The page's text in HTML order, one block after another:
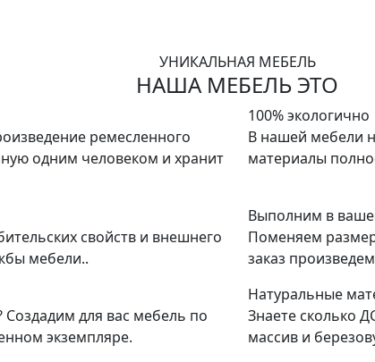
УНИКАЛЬНАЯ МЕБЕЛЬ
НАША МЕБЕЛЬ ЭТО
ремесленного
одним человеком и хранит
100% экологично
В нашей мебели
материалы
свойств и внешнего
мебели..
Выполним в
Поменяем
заказ
для вас мебель по
экземпляре.
Натуральные
Знаете сколько
массив и